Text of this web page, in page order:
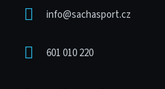
info@sachasport.cz
601 010 220